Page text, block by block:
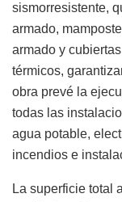
sismorresistente,
armado,
armado y
térmicos,
obra prevé la
todas las
agua potable,
incendios e
La superficie total